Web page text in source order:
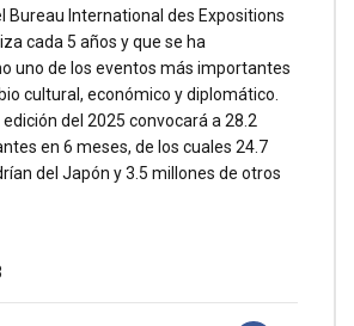
Bureau International des Expositions
cada 5 años y que se ha
uno de los eventos más importantes
cultural, económico y diplomático.
del 2025 convocará a 28.2
en 6 meses, de los cuales 24.7
del Japón y 3.5 millones de otros